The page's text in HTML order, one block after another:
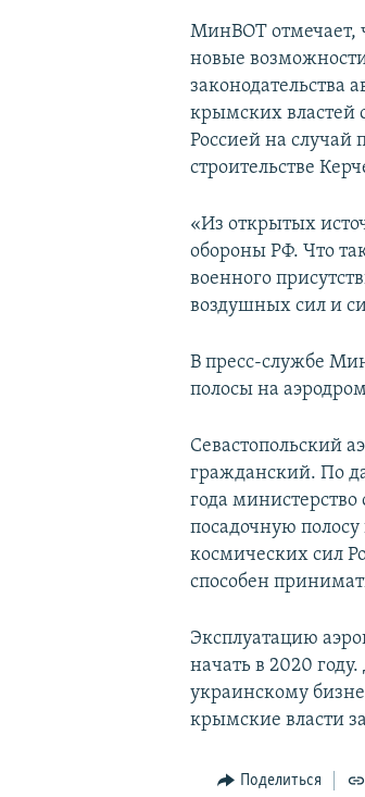
МинВОТ отмечает,
новые
законодательства
крымских властей
Россией на случай
строительстве
«Из открытых
обороны РФ. Что
военного
воздушных сил и
В пресс-службе
полосы на
Севастопольский
гражданский. По
года министерство
посадочную
космических сил
способен
Эксплуатацию
начать в 2020
украинскому
крымские власти
Поделиться